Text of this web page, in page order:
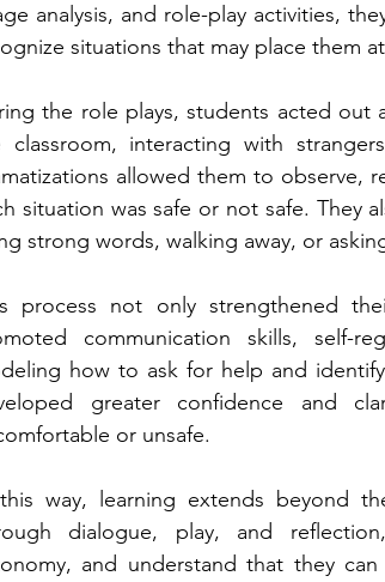
analysis, and role-play activities,
situations that may place them
the role plays, students acted out
classroom, interacting with
allowed them to observe,
situation was safe or not safe. They
strong words, walking away, or
process not only strengthened
communication skills, self-
how to ask for help and
greater confidence and
or unsafe.
way, learning extends beyond
dialogue, play, and
and understand that they